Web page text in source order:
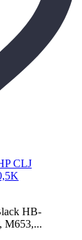
HB-
M653,...